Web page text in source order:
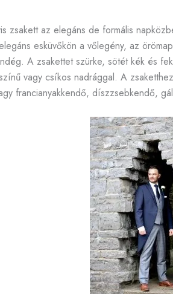
zsakett az elegáns de formális
esküvőkön a vőlegény, az
A zsakettet szürke, sötét kék és
vagy csíkos nadrággal. A
francianyakkendő, díszzsebkendő,